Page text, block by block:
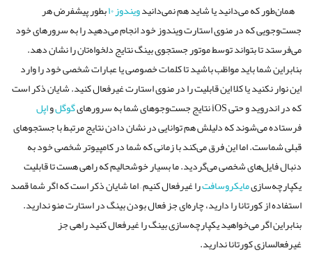
همان‌طور که می‌دانید یا شاید هم نمی‌دانیدویندوز ۱۰ بطور پیشفرض هر
جست‌وجویی که در منوی استارت ویندوز خود انجام می‌دهید را به سرورهای خود
می‌فرستد تا بتواند توسط موتور جستجوی بینگ نتایج دلخواه‌تان را نشان دهد.
بنابراین شما باید مواظب باشید تا کلمات خصوصی یا عبارات شخصی خود را وارد
این نوار نکنید یا کلا این قابلیت را در منوی استارت غیرفعال کنید. شایان ذکر است
که در اندروید و حتی iOS نتایج جست‌وجوهای شما به سرورهای
گوگلواپل
فرستاده می‌شوند که دلیلش هم توانایی در نشان دادن نتایج مرتبط با جستجوهای
قبلی شماست. اما این فرق می‌کند با زمانی که شما در کامپیوتر شخصی خود به
دنبال فایل‌های شخصی می‌گردید. ما بسیار خوشحالیم که راهی هست تا قابلیت
یکپارچه‌سازیمایکروسافترا غیرفعال کنیم – اما شایان ذکر است که اگر شما قصد
استفاده از کورتانا را دارید، چاره‌ای جز فعال بودن بینگ در استارت منو ندارید.
بنابراین اگر می‌خواهید یکپارچه‌سازی بینگ را غیرفعال کنید راهی جز
غیرفعالسازی کورتانا ندارید.